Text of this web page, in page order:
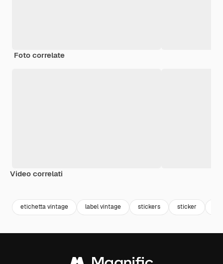
Foto correlate
Video correlati
etichetta vintage label vintage stickers sticker